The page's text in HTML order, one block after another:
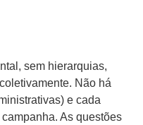
sem hierarquias,
Não há
e cada
As questões